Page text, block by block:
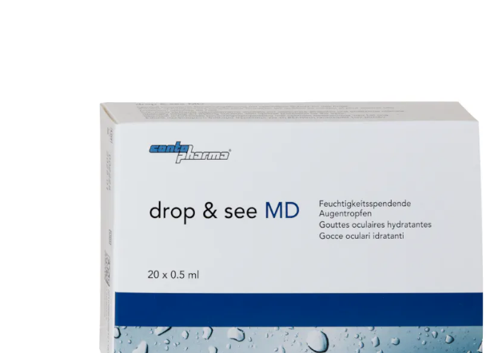
Biofinity
PureVision
Air Optix
Proclear
SofLens
Freshlook
Futuro
Ever Clean Plus